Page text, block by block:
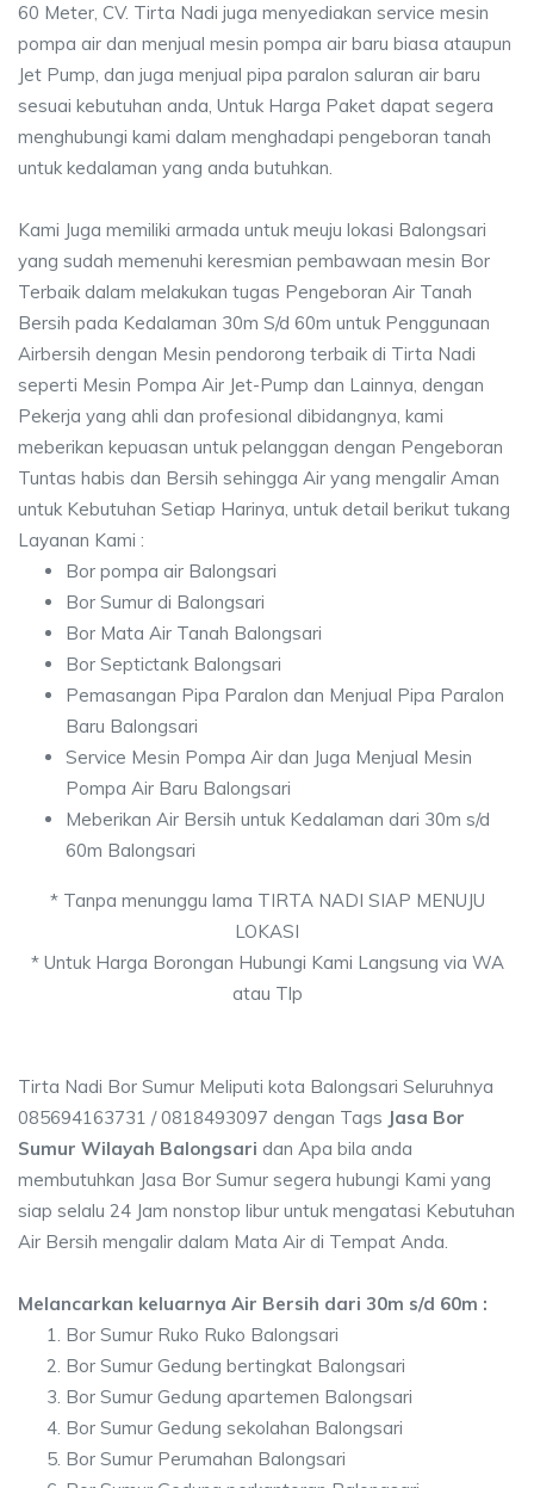
60 Meter, CV. Tirta Nadi juga menyediakan service mesin
pompa air dan menjual mesin pompa air baru biasa ataupun
Jet Pump, dan juga menjual pipa paralon saluran air baru
sesuai kebutuhan anda, Untuk Harga Paket dapat segera
menghubungi kami dalam menghadapi pengeboran tanah
untuk kedalaman yang anda butuhkan.
Kami Juga memiliki armada untuk meuju lokasi Balongsari
yang sudah memenuhi keresmian pembawaan mesin Bor
Terbaik dalam melakukan tugas Pengeboran Air Tanah
Bersih pada Kedalaman 30m S/d 60m untuk Penggunaan
Airbersih dengan Mesin pendorong terbaik di Tirta Nadi
seperti Mesin Pompa Air Jet-Pump dan Lainnya, dengan
Pekerja yang ahli dan profesional dibidangnya, kami
meberikan kepuasan untuk pelanggan dengan Pengeboran
Tuntas habis dan Bersih sehingga Air yang mengalir Aman
untuk Kebutuhan Setiap Harinya, untuk detail berikut tukang
Layanan Kami :
Bor pompa air Balongsari
Bor Sumur di Balongsari
Bor Mata Air Tanah Balongsari
Bor Septictank Balongsari
Pemasangan Pipa Paralon dan Menjual Pipa Paralon
Baru Balongsari
Service Mesin Pompa Air dan Juga Menjual Mesin
Pompa Air Baru Balongsari
Meberikan Air Bersih untuk Kedalaman dari 30m s/d
60m Balongsari
* Tanpa menunggu lama TIRTA NADI SIAP MENUJU
LOKASI
* Untuk Harga Borongan Hubungi Kami Langsung via WA
atau Tlp
Tirta Nadi Bor Sumur Meliputi kota Balongsari Seluruhnya
085694163731 / 0818493097 dengan Tags Jasa Bor
Sumur Wilayah Balongsari dan Apa bila anda
membutuhkan Jasa Bor Sumur segera hubungi Kami yang
siap selalu 24 Jam nonstop libur untuk mengatasi Kebutuhan
Air Bersih mengalir dalam Mata Air di Tempat Anda.
Melancarkan keluarnya Air Bersih dari 30m s/d 60m :
Bor Sumur Ruko Ruko Balongsari
Bor Sumur Gedung bertingkat Balongsari
Bor Sumur Gedung apartemen Balongsari
Bor Sumur Gedung sekolahan Balongsari
Bor Sumur Perumahan Balongsari